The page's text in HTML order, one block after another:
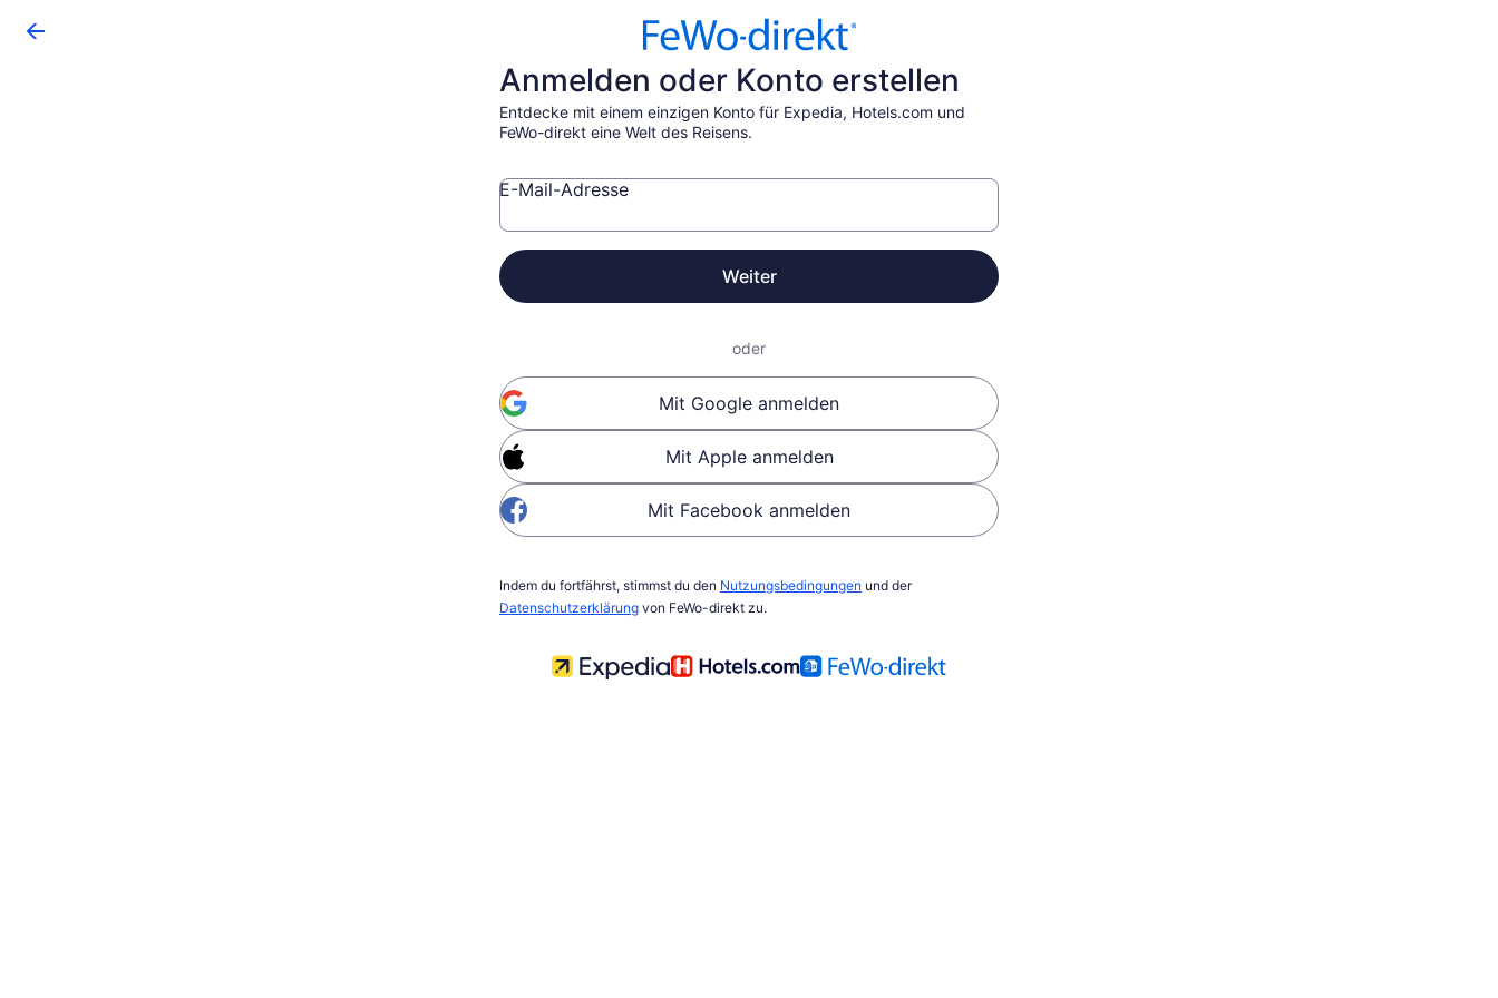
Anmelden oder Konto erstellen
Entdecke mit einem einzigen Konto für Expedia, Hotels.com und
FeWo-direkt eine Welt des Reisens.
E-Mail-Adresse
Weiter
oder
Mit Google anmelden
Mit Apple anmelden
Mit Facebook anmelden
Indem du fortfährst, stimmst du den Nutzungsbedingungen und der
Datenschutzerklärung von FeWo-direkt zu.